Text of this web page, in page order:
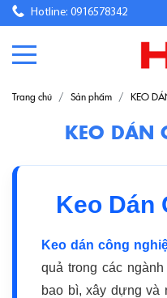
Hotline: 0916578342
Trang chủ Sản phẩm KEO
KEO DÁN
Keo Dán
Keo dán công
quả trong các
bao bì, xây dựng và